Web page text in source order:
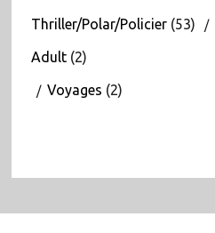
Thriller/Polar/Policier(53)
Adult(2)
Voyages (2)